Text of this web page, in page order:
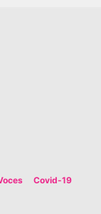
Covid-19